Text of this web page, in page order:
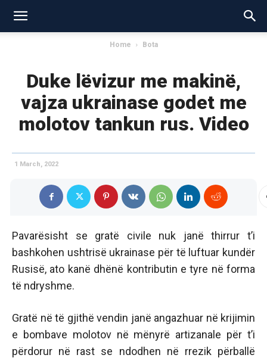
Home Bota
Duke lëvizur me makinë,
vajza ukrainase godet me
molotov tankun rus. Video
1 March, 2022
Pavarësisht se gratë civile nuk janë thirrur t’i
bashkohen ushtrisë ukrainase për të luftuar kundër
Rusisë, ato kanë dhënë kontributin e tyre në forma
të ndryshme.
Gratë në të gjithë vendin janë angazhuar në krijimin
e bombave molotov në mënyrë artizanale për t’i
përdorur në rast se ndodhen në rrezik përballë